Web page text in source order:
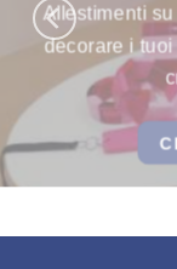
Allestimenti
decorare i